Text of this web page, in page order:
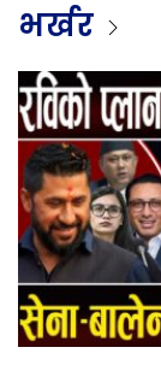
भर्खर